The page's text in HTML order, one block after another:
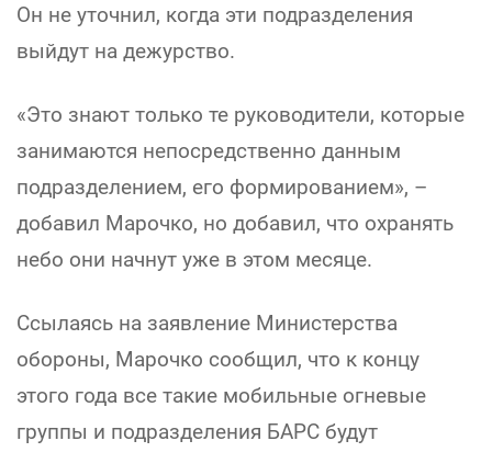
Он не уточнил, когда эти подразделения
выйдут на дежурство.
«Это знают только те руководители, которые
занимаются непосредственно данным
подразделением, его формированием», –
добавил Марочко, но добавил, что охранять
небо они начнут уже в этом месяце.
Ссылаясь на заявление Министерства
обороны, Марочко сообщил, что к концу
этого года все такие мобильные огневые
группы и подразделения БАРС будут